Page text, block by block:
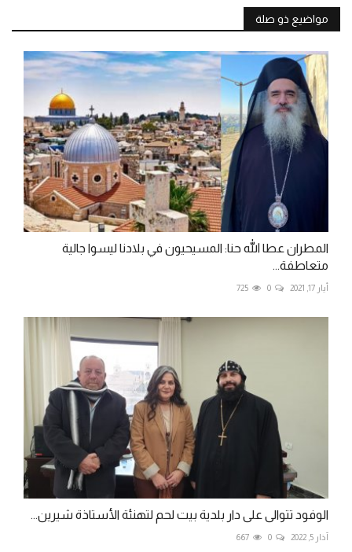
مواضيع ذو صلة
المطران عطا الله حنا: المسيحيون في بلادنا ليسوا جالية
متعاطفة...
أيار 17, 2021 0
725
الوفود تتوالى على دار بلدية بيت لحم لتهنئة الأستاذة شيرين...
آذار 5, 2022 0
667